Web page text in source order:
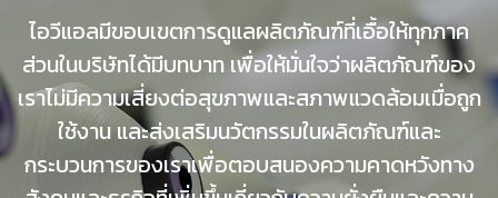
ไอวีแอลมีขอบเขตการดูแลผลิตภัณฑ์ที่เอื้อให้ทุกภาค
ส่วนในบริษัทได้มีบทบาท เพื่อให้มั่นใจว่าผลิตภัณฑ์ของ
เราไม่มีความเสี่ยงต่อสุขภาพและสภาพแวดล้อมเมื่อถูก
ใช้งาน และส่งเสริมนวัตกรรมในผลิตภัณฑ์และ
กระบวนการของเราเพื่อตอบสนองความคาดหวังทาง